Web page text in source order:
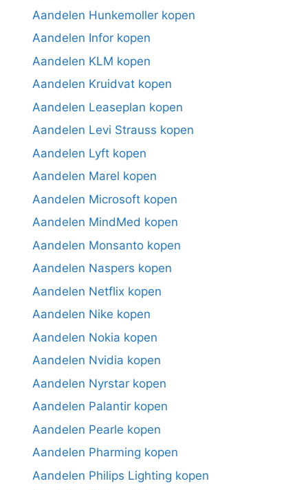
Aandelen Hunkemoller kopen
Aandelen Infor kopen
Aandelen KLM kopen
Aandelen Kruidvat kopen
Aandelen Leaseplan kopen
Aandelen Levi Strauss kopen
Aandelen Lyft kopen
Aandelen Marel kopen
Aandelen Microsoft kopen
Aandelen MindMed kopen
Aandelen Monsanto kopen
Aandelen Naspers kopen
Aandelen Netflix kopen
Aandelen Nike kopen
Aandelen Nokia kopen
Aandelen Nvidia kopen
Aandelen Nyrstar kopen
Aandelen Palantir kopen
Aandelen Pearle kopen
Aandelen Pharming kopen
Aandelen Philips Lighting kopen